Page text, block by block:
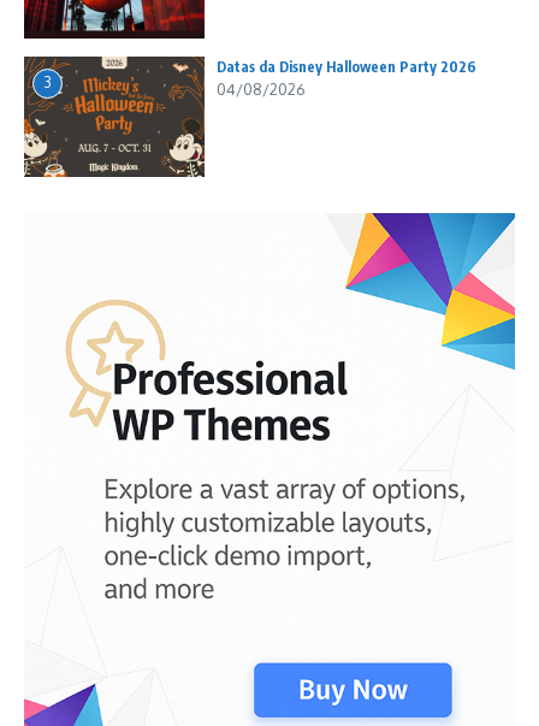
3
Datas da Disney Halloween Party 2026
04/08/2026